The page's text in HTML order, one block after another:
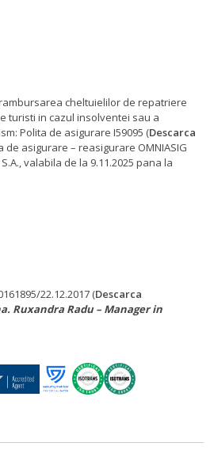
cheltuielilor de repatriere
turisti in cazul insolventei sau a
Polita de asigurare I59095 (Descarca
de asigurare – reasigurare OMNIASIG
S.A., valabila de la 9.11.2025 pana la
22.12.2017 (Descarca
Ruxandra Radu – Manager in